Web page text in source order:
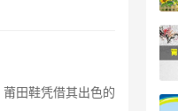
田鞋凭借其出色的